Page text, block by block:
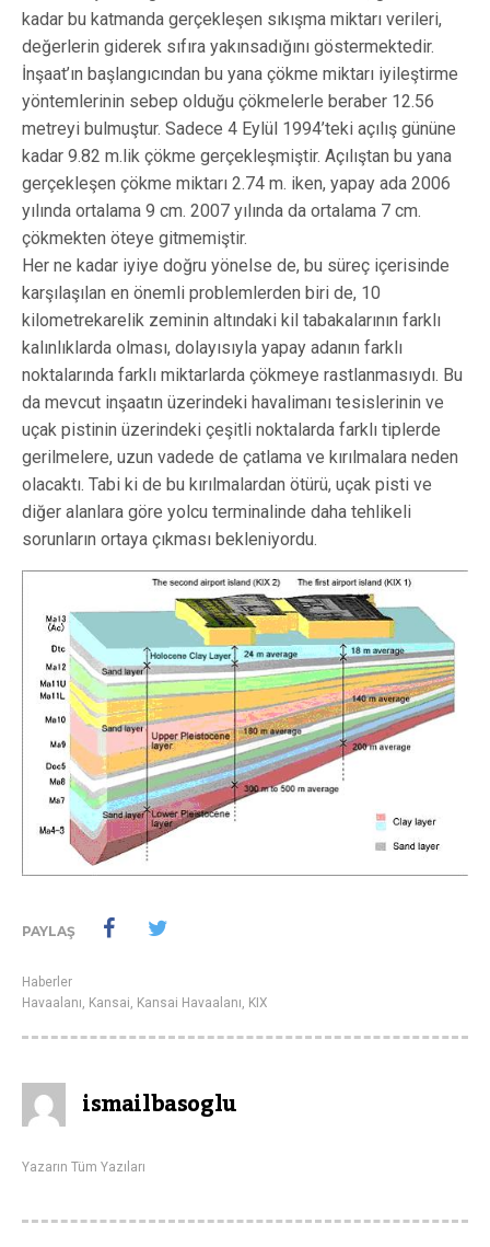
kadar bu katmanda gerçekleşen sıkışma miktarı verileri,
değerlerin giderek sıfıra yakınsadığını göstermektedir.
İnşaat’ın başlangıcından bu yana çökme miktarı iyileştirme
yöntemlerinin sebep olduğu çökmelerle beraber 12.56
metreyi bulmuştur. Sadece 4 Eylül 1994’teki açılış gününe
kadar 9.82 m.lik çökme gerçekleşmiştir. Açılıştan bu yana
gerçekleşen çökme miktarı 2.74 m. iken, yapay ada 2006
yılında ortalama 9 cm. 2007 yılında da ortalama 7 cm.
çökmekten öteye gitmemiştir.
Her ne kadar iyiye doğru yönelse de, bu süreç içerisinde
karşılaşılan en önemli problemlerden biri de, 10
kilometrekarelik zeminin altındaki kil tabakalarının farklı
kalınlıklarda olması, dolayısıyla yapay adanın farklı
noktalarında farklı miktarlarda çökmeye rastlanmasıydı. Bu
da mevcut inşaatın üzerindeki havalimanı tesislerinin ve
uçak pistinin üzerindeki çeşitli noktalarda farklı tiplerde
gerilmelere, uzun vadede de çatlama ve kırılmalara neden
olacaktı. Tabi ki de bu kırılmalardan ötürü, uçak pisti ve
diğer alanlara göre yolcu terminalinde daha tehlikeli
sorunların ortaya çıkması bekleniyordu.
PAYLAŞ
Haberler
Havaalanı, Kansai, Kansai Havaalanı, KIX
ismailbasoglu
Yazarın Tüm Yazıları